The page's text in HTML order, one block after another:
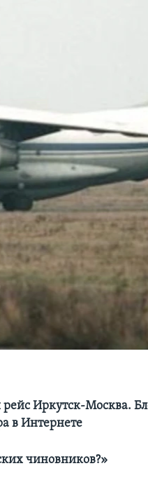
Иркутск-Москва.
в Интернете
чиновников?»